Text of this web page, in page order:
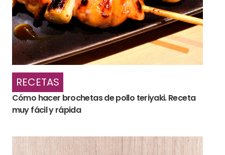
RECETAS
Cómo hacer brochetas de pollo teriyaki. Receta
muy fácil y rápida